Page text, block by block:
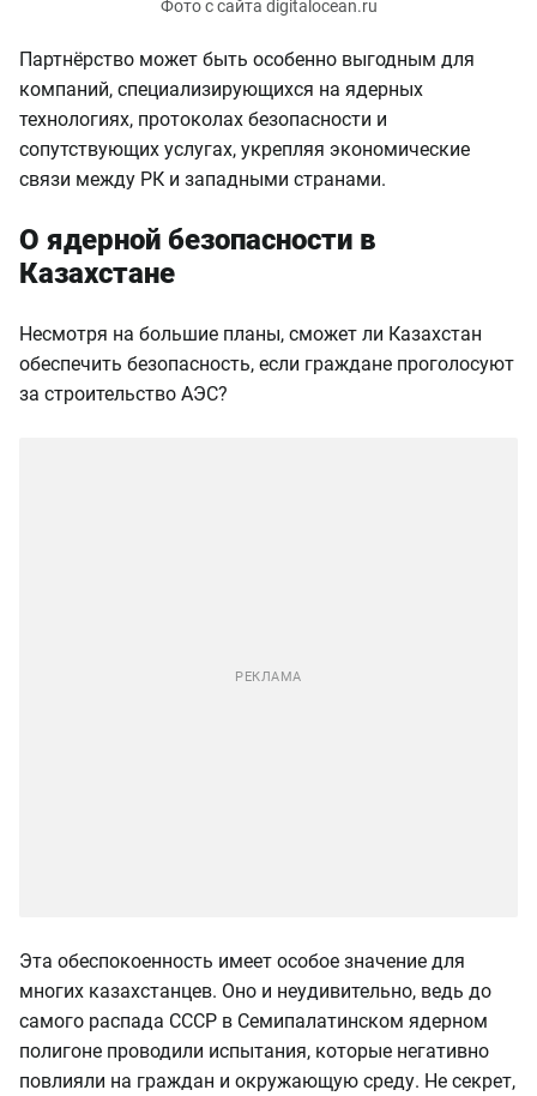
Фото с сайта digitalocean.ru
Партнёрство может быть особенно выгодным для
компаний, специализирующихся на ядерных
технологиях, протоколах безопасности и
сопутствующих услугах, укрепляя экономические
связи между РК и западными странами.
О ядерной безопасности в
Казахстане
Несмотря на большие планы, сможет ли Казахстан
обеспечить безопасность, если граждане проголосуют
за строительство АЭС?
Эта обеспокоенность имеет особое значение для
многих казахстанцев. Оно и неудивительно, ведь до
самого распада СССР в Семипалатинском ядерном
полигоне проводили испытания, которые негативно
повлияли на граждан и окружающую среду. Не секрет,